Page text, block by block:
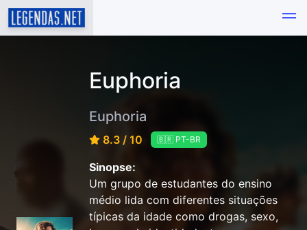
Euphoria
Euphoria
8.3 / 10 🇧🇷 PT-BR
Sinopse:
Um grupo de estudantes do ensino
médio lida com diferentes situações
típicas da idade como drogas, sexo,